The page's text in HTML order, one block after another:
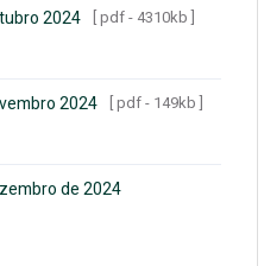
2024 [ pdf - 4310kb ]
2024 [ pdf - 149kb ]
de 2024